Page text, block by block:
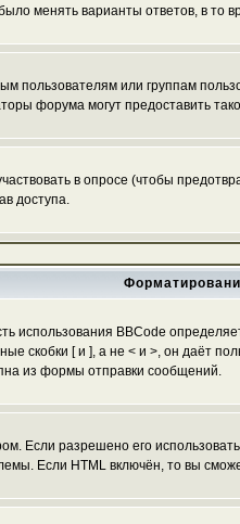
менять варианты ответов, в то
пользователям или группам
форума могут предоставить
в опросе (чтобы
доступа.
использования BBCode
скобки [ и ], а не < и >, он
из формы отправки сообщений.
Если разрешено его
Если HTML включён, то вы